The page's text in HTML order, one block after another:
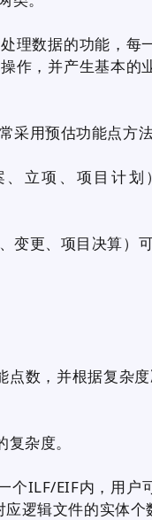
数据的功能，每
作，并产生基本的
用预估功能点方法
项、项目计划
更、项目决算）可
数，并根据复杂度
杂度。
ILF/EIF内，用户
逻辑文件的实体个